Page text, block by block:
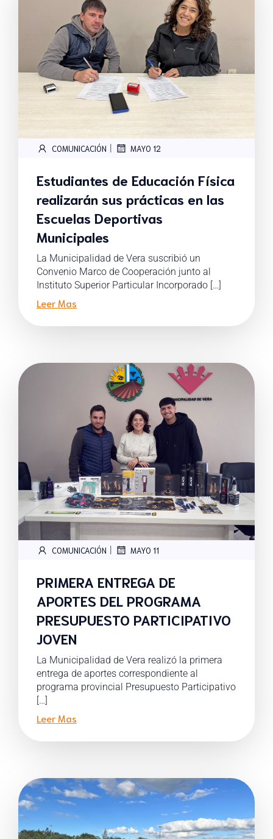
COMUNICACIÓN | MAYO 12
Estudiantes de Educación Física
realizarán sus prácticas en las
Escuelas Deportivas
Municipales
La Municipalidad de Vera suscribió un
Convenio Marco de Cooperación junto al
Instituto Superior Particular Incorporado […]
Leer Mas
COMUNICACIÓN | MAYO 11
PRIMERA ENTREGA DE
APORTES DEL PROGRAMA
PRESUPUESTO PARTICIPATIVO
JOVEN
La Municipalidad de Vera realizó la primera
entrega de aportes correspondiente al
programa provincial Presupuesto Participativo
[…]
Leer Mas